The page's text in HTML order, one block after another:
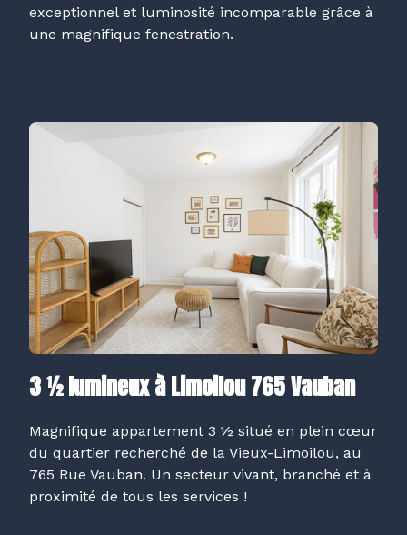
exceptionnel et luminosité incomparable grâce à
une magnifique fenestration.
3 ½ lumineux à Limoilou 765 Vauban
Magnifique appartement 3 ½ situé en plein cœur
du quartier recherché de la Vieux-Limoilou, au
765 Rue Vauban. Un secteur vivant, branché et à
proximité de tous les services !